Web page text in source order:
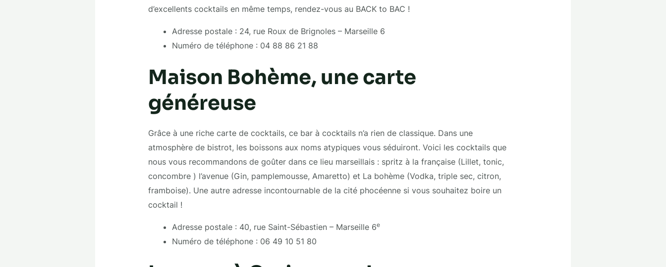
d’excellents cocktails en même temps, rendez-vous au BACK to BAC !
Adresse postale : 24, rue Roux de Brignoles – Marseille 6
Numéro de téléphone : 04 88 86 21 88
Maison Bohème, une carte
généreuse
Grâce à une riche carte de cocktails, ce bar à cocktails n’a rien de classique. Dans une
atmosphère de bistrot, les boissons aux noms atypiques vous séduiront. Voici les cocktails que
nous vous recommandons de goûter dans ce lieu marseillais : spritz à la française (Lillet, tonic,
concombre ) l’avenue (Gin, pamplemousse, Amaretto) et La bohème (Vodka, triple sec, citron,
framboise). Une autre adresse incontournable de la cité phocéenne si vous souhaitez boire un
cocktail !
Adresse postale : 40, rue Saint-Sébastien – Marseille 6e
Numéro de téléphone : 06 49 10 51 80